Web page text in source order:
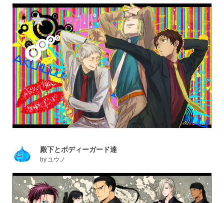
殿下とボディーガード達
byユウノ